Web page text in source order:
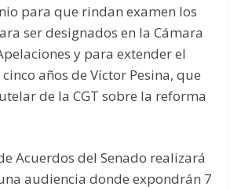
para que rindan examen los
ser designados en la Cámara
y para extender el
años de Víctor Pesina, que
de la CGT sobre la reforma
Acuerdos del Senado realizará
audiencia donde expondrán 7